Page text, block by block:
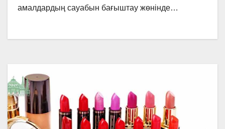
амалдардың сауабын бағыштау жөнінде…